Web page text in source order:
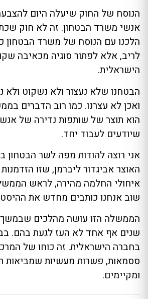
הנוסח של החוק שיעלה היום
אנשי משרד הבטחון. זה לא חוק
הלכנו עם הנוסח של משרד הבטחון
לריב, אלא לפתור סוגיה מכאיבה
הישראלית.
הבטחנו שלא נעצור ולא נשקוט ולא
ואכן לא עצרנו. כמו רוב הדברים
הוא תוצר של שותפות נדירה של
שיודעים לעבוד יחד.
אני רוצה להודות מפה לשר הבטחון
האוצר אביגדור ליברמן, שזו
איחולי החלמה מהירה, לראש
שוב אנחנו כותבים מחדש את
הממשלה הזו עושה מהלכים שבמשך
שנים אף אחד לא העז לגעת בהם.
בחברה הישראלית. זה כוחו של
ססמאות, פשרות מעשיות שמביאות
ומקיימים.